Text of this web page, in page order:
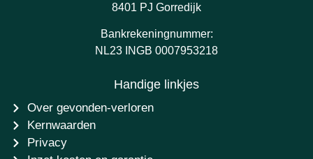
8401 PJ Gorredijk
Bankrekeningnummer:
NL23 INGB 0007953218
Handige linkjes
Over gevonden-verloren
Kernwaarden
Privacy